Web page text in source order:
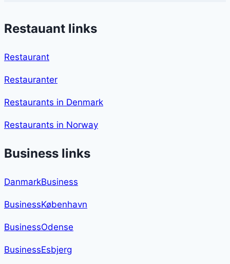
Restauant links
Restaurant
Restauranter
Restaurants in Denmark
Restaurants in Norway
Business links
DanmarkBusiness
BusinessKøbenhavn
BusinessOdense
BusinessEsbjerg